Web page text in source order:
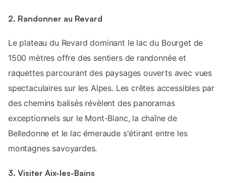
2. Randonner au Revard
Le plateau du Revard dominant le lac du Bourget de
1500 mètres offre des sentiers de randonnée et
raquettes parcourant des paysages ouverts avec vues
spectaculaires sur les Alpes. Les crêtes accessibles par
des chemins balisés révèlent des panoramas
exceptionnels sur le Mont-Blanc, la chaîne de
Belledonne et le lac émeraude s'étirant entre les
montagnes savoyardes.
3. Visiter Aix-les-Bains